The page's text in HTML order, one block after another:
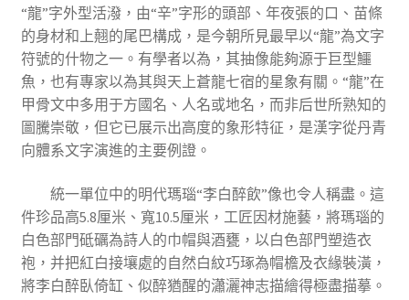
“龍”字外型活潑，由“辛”字形的頭部、年夜張的口、苗條
的身材和上翹的尾巴構成，是今朝所見最早以“龍”為文字
符號的什物之一。有學者以為，其抽像能夠源于巨型鱷
魚，也有專家以為其與天上蒼龍七宿的星象有關。“龍”在
甲骨文中多用于方國名、人名或地名，而非后世所熟知的
圖騰崇敬，但它已展示出高度的象形特征，是漢字從丹青
向體系文字演進的主要例證。
統一單位中的明代瑪瑙“李白醉飲”像也令人稱盡。這
件珍品高5.8厘米、寬10.5厘米，工匠因材施藝，將瑪瑙的
白色部門砥礪為詩人的巾帽與酒甕，以白色部門塑造衣
袍，并把紅白接壤處的自然白紋巧琢為帽檐及衣緣裝潢，
將李白醉臥倚缸、似醉猶醒的瀟灑神志描繪得極盡描摹。